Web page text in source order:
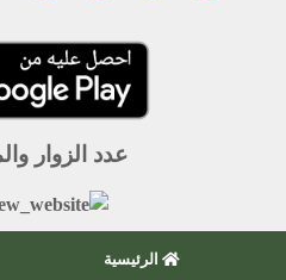
عدد الزوار
الرئيسية